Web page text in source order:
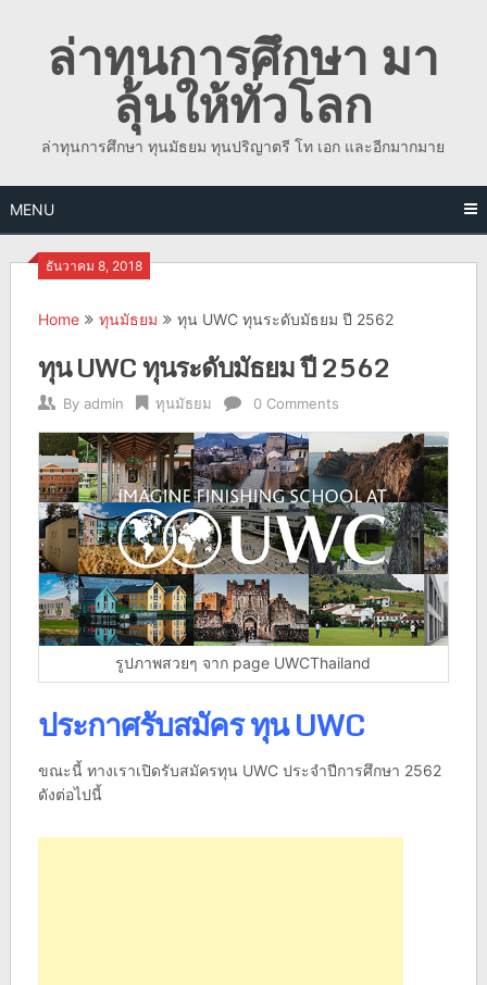
contentล่าทุนการศึกษา มา
ลุ้นให้ทั่วโลก
ล่าทุนการศึกษา ทุนมัธยม ทุนปริญาตรี โท เอก และอีกมากมาย
MENU
ธันวาคม 8, 2018
Home ทุนมัธยม ทุน UWC ทุนระดับมัธยม ปี 2562
ทุน UWC ทุนระดับมัธยม ปี 2562
By admin ทุนมัธยม 0 Comments
รูปภาพสวยๆ จาก page UWCThailand
ประกาศรับสมัคร ทุน UWC
ขณะนี้ ทางเราเปิดรับสมัครทุน UWC ประจำปีการศึกษา 2562
ดังต่อไปนี้